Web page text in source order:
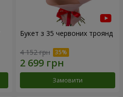
Букет з 35 червоних троянд
4 152 грн
Замовити